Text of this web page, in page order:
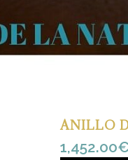
ANILLO
1,452.00€